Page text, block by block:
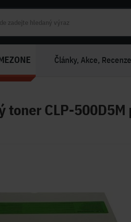
Články, Akce, Recenze
toner CLP-